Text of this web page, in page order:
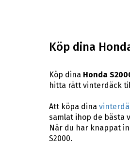
Köp dina
Köp dina Honda
hitta rätt vinterdäck
Att köpa dina
samlat ihop de bästa
När du har knappat
S2000.